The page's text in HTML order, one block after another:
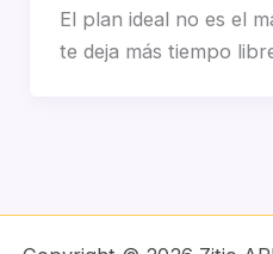
El plan ideal no es el
te deja más tiempo